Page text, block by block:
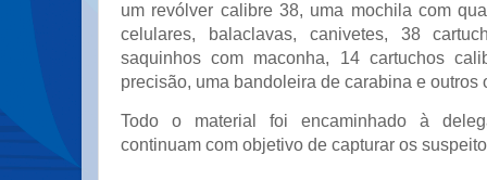
um revólver calibre 38, uma mochila com
celulares, balaclavas, canivetes, 38
saquinhos com maconha, 14 cartuchos
precisão, uma bandoleira de carabina e outros
Todo o material foi encaminhado à
continuam com objetivo de capturar os